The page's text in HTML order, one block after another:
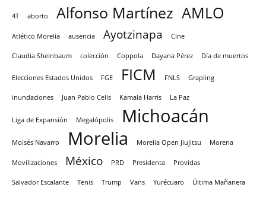
4T aborto Alfonso Martínez AMLO
Atlético Morelia ausencia Ayotzinapa Cine
Claudia Sheinbaum colección Coppola Dayana Pérez Día de muertos
Elecciones Estados Unidos FGE FICM FNLS Grapling
inundaciones Juan Pablo Celis Kamala Harris La Paz
Liga de Expansión Megalópolis Michoacán
Moisés Navarro Morelia Morelia Open Jiujitsu Morena
Movilizaciones México PRD Presidenta Providas
Salvador Escalante Tenis Trump Vans Yurécuaro Última Mañanera